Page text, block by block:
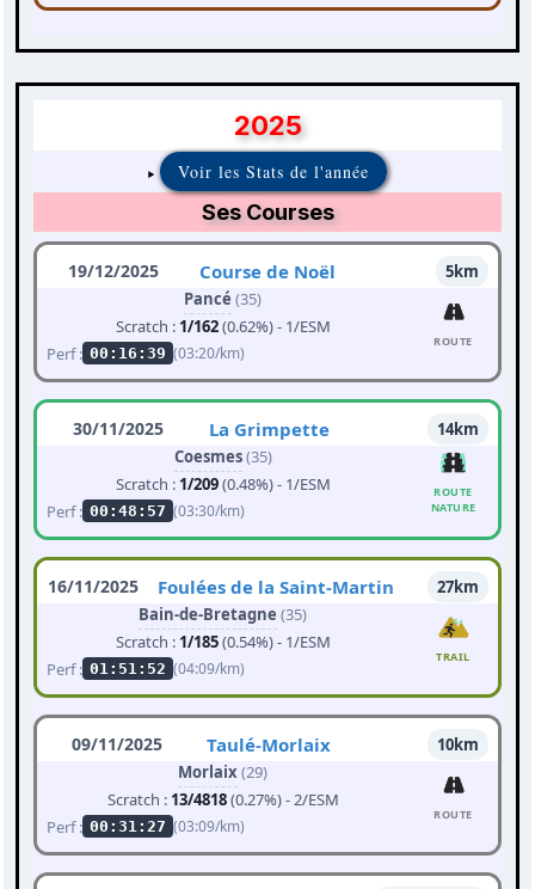
2025
Voir les Stats de l'année
Ses Courses
19/12/2025 Course de Noël
5km
Pancé (35)
Scratch : 1/162(0.62%) - 1/ESM
Perf : 00:16:39 (03:20/km)
ROUTE
30/11/2025 La Grimpette
14km
Coesmes(35)
Scratch : 1/209(0.48%) - 1/ESM
Perf : 00:48:57 (03:30/km)
ROUTE
NATURE
16/11/2025 Foulées de la Saint-Martin
27km
Bain-de-Bretagne (35)
Scratch : 1/185(0.54%) - 1/ESM
Perf : 01:51:52 (04:09/km)
TRAIL
09/11/2025 Taulé-Morlaix
10km
Morlaix(29)
Scratch : 13/4818(0.27%) - 2/ESM
Perf : 00:31:27 (03:09/km)
ROUTE